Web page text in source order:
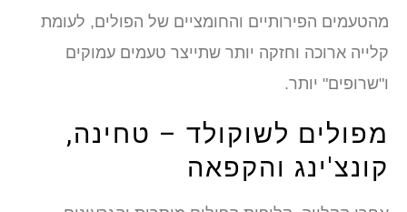
הפירותיים והחומציים של הפולים, לעומת
ארוכה וחזקה יותר שתייצר טעמים עמוקים
יותר.
לשוקולד – טחינה,
והקפאה